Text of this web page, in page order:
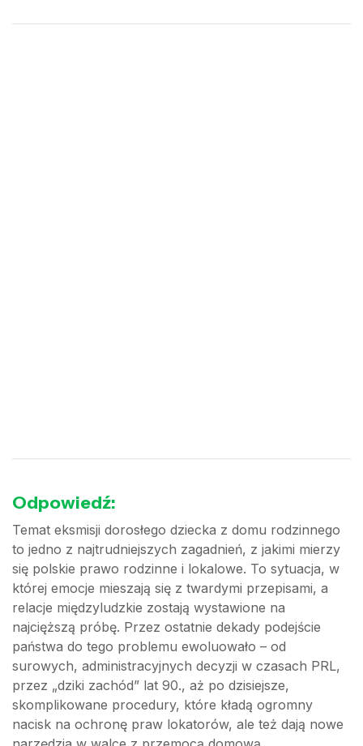
Odpowiedź:
Temat eksmisji dorosłego dziecka z domu rodzinnego
to jedno z najtrudniejszych zagadnień, z jakimi mierzy
się polskie prawo rodzinne i lokalowe. To sytuacja, w
której emocje mieszają się z twardymi przepisami, a
relacje międzyludzkie zostają wystawione na
najcięższą próbę. Przez ostatnie dekady podejście
państwa do tego problemu ewoluowało – od
surowych, administracyjnych decyzji w czasach PRL,
przez „dziki zachód” lat 90., aż po dzisiejsze,
skomplikowane procedury, które kładą ogromny
nacisk na ochronę praw lokatorów, ale też dają nowe